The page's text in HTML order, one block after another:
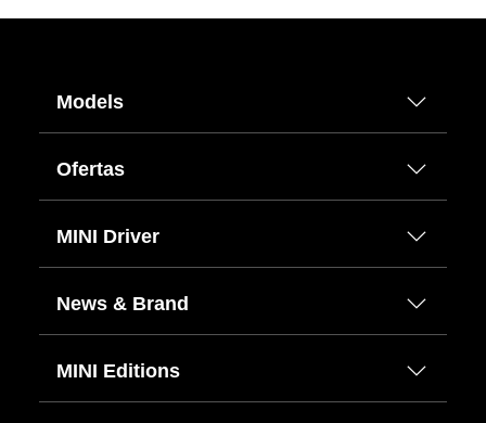
Models
Ofertas
MINI Driver
News & Brand
MINI Editions